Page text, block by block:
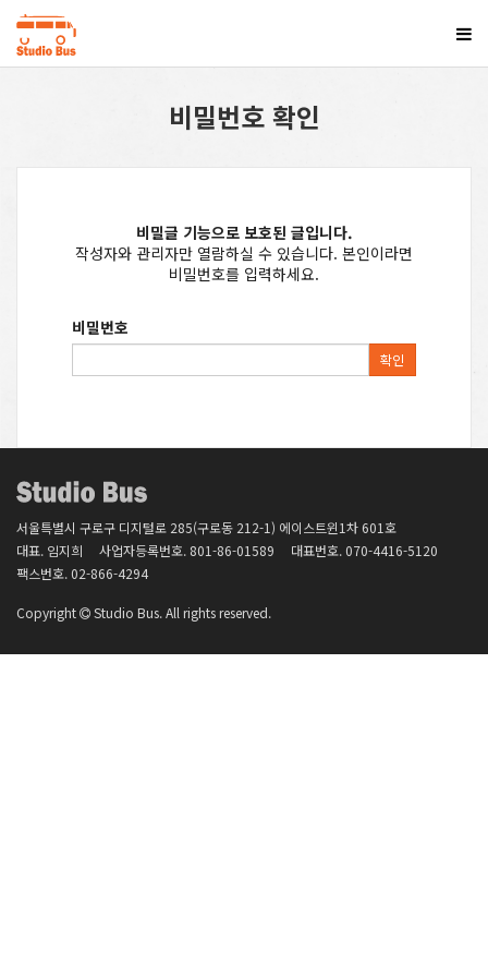
비밀번호 확인
비밀글 기능으로 보호된 글입니다.
작성자와 관리자만 열람하실 수 있습니다. 본인이라면
비밀번호를 입력하세요.
비밀번호
확인
서울특별시 구로구 디지털로 285(구로동 212-1) 에이스트윈1차 601호
대표. 임지희
사업자등록번호. 801-86-01589 대표번호. 070-4416-5120
팩스번호. 02-866-4294
Copyright Studio Bus. All rights reserved.